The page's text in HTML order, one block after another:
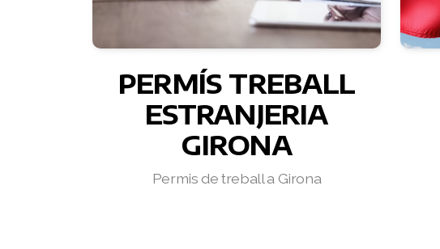
PERMÍS TREBALL
ESTRANJERIA
GIRONA
Permis de treball a Girona